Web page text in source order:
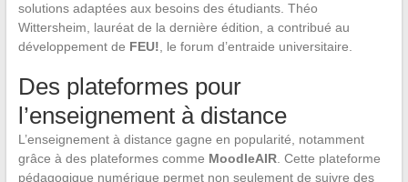
solutions adaptées aux besoins des étudiants. Théo
Wittersheim, lauréat de la dernière édition, a contribué au
développement de FEU!, le forum d’entraide universitaire.
Des plateformes pour
l’enseignement à distance
L’enseignement à distance gagne en popularité, notamment
grâce à des plateformes comme MoodleAIR. Cette plateforme
pédagogique numérique permet non seulement de suivre des